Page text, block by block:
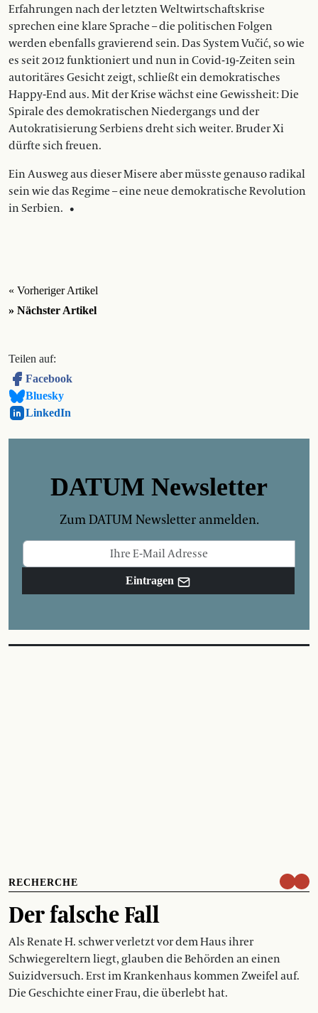
Erfahrungen nach der letzten Weltwirtschaftskrise
sprechen eine klare Sprache – die politischen Folgen
werden ebenfalls gravierend sein. Das System Vučić, so wie
es seit 2012 funktioniert und nun in Covid-19-Zeiten sein
autoritäres Gesicht zeigt, schließt ein demokratisches
Happy-End aus. Mit der Krise wächst eine Gewissheit: Die
Spirale des demo­kratischen Niedergangs und der
Autokratisierung Serbiens dreht sich weiter. Bruder Xi
dürfte sich freuen.
Ein Ausweg aus dieser Misere aber müsste genauso radikal
sein wie das Regime – eine neue demokratische Revolution
in Serbien. •
« Vorheriger Artikel
» Nächster Artikel
Teilen auf:
Facebook
Bluesky
LinkedIn
DATUM Newsletter
Zum DATUM Newsletter anmelden.
Eintragen
RECHERCHE
Der falsche Fall
Als Renate H. schwer verletzt vor dem Haus ihrer
Schwiegereltern liegt, glauben die Behörden an einen
Suizidversuch. Erst im Krankenhaus kommen Zweifel auf.
Die Geschichte einer Frau, die überlebt hat.